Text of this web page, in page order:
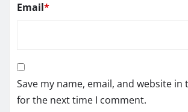
Email*
Save my name, email, and website
for the next time I comment.